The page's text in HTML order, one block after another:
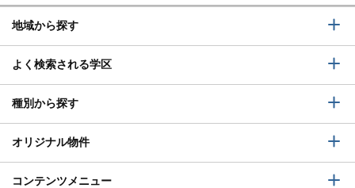
地域から探す
よく検索される学区
種別から探す
オリジナル物件
コンテンツメニュー